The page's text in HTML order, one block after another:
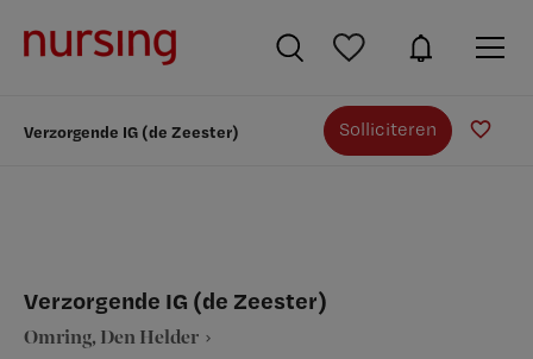
Verzorgende IG (de Zeester) Solliciteren
Verzorgende IG (de Zeester)
Omring, Den Helder